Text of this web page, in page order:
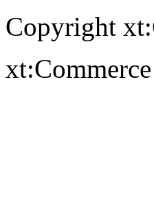
Copyright